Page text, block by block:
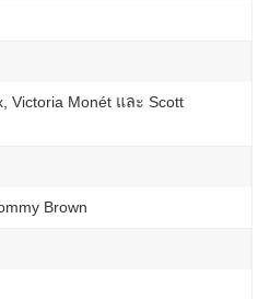
Victoria Monét และ Scott
Brown